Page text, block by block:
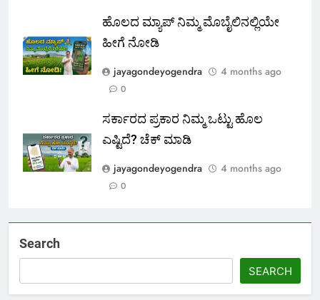
ಹೊಲದ ಮ್ಯಾಪ್ ನಿಮ್ಮ ಮೊಬೈಲಿನಲ್ಲಿಯೇ
ಹೀಗೆ ನೋಡಿ
jayagondeyogendra
4 months ago
0
ಸರ್ಕಾರದ ಪ್ರಕಾರ ನಿಮ್ಮ ಒಟ್ಟು ಹೊಲ
ಎಷ್ಟಿದೆ? ಚೆಕ್ ಮಾಡಿ
jayagondeyogendra
4 months ago
0
Search
SEARCH